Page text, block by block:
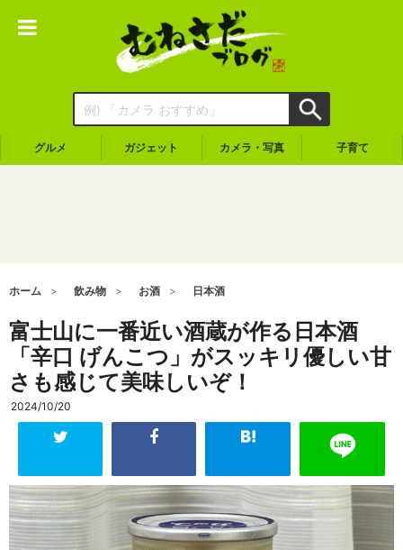
グルメ ガジェット カメラ・写真 子育て
ホーム 飲み物 お酒 日本酒
富士山に一番近い酒蔵が作る日本酒
「辛口 げんこつ」がスッキリ優しい甘
さも感じて美味しいぞ！
2024/10/20